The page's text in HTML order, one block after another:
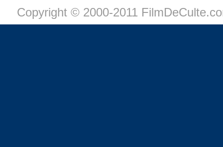
Copyright © 2000-2011